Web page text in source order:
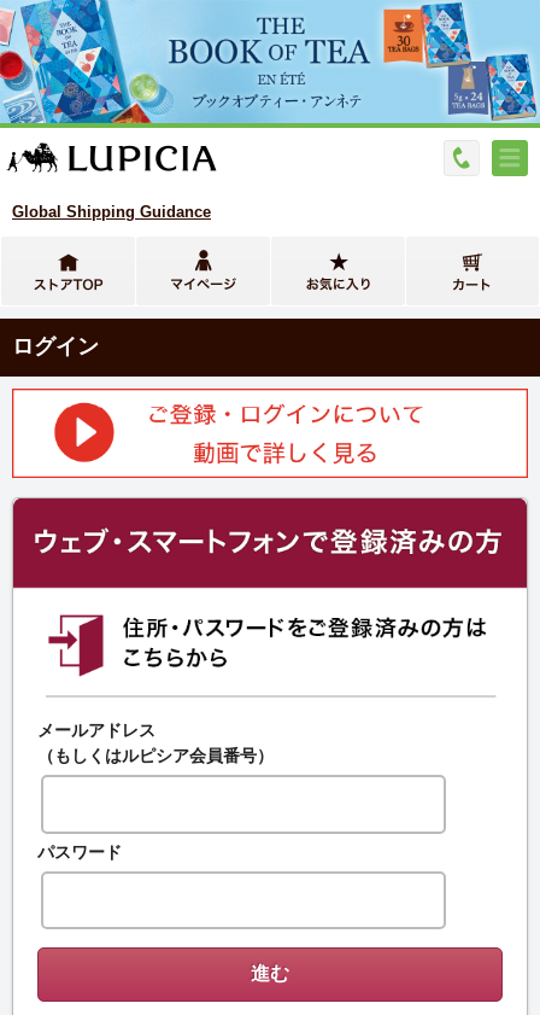
Global Shipping Guidance
ログイン
メールアドレス
（もしくはルピシア会員番号）
パスワード